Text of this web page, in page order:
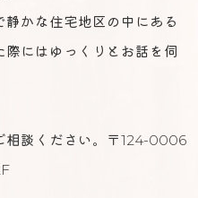
かな住宅地区の中にある
にはゆっくりとお話を伺
相談ください。〒124-0006